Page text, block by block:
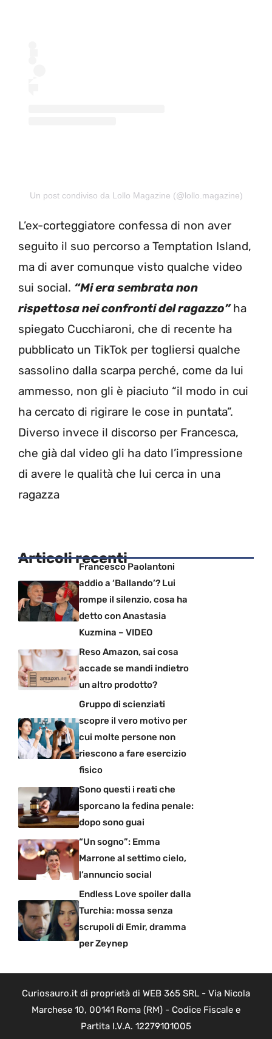
Un post condiviso da Lollo Magazine (@lollo.magazine)
L’ex-corteggiatore confessa di non aver
seguito il suo percorso a Temptation Island,
ma di aver comunque visto qualche video
sui social. “Mi era sembrata non
rispettosa nei confronti del ragazzo”ha
spiegato Cucchiaroni, che di recente ha
pubblicato un TikTok per togliersi qualche
sassolino dalla scarpa perché, come da lui
ammesso, non gli è piaciuto “il modo in cui
ha cercato di rigirare le cose in puntata”.
Diverso invece il discorso per Francesca,
che già dal video gli ha dato l’impressione
di avere le qualità che lui cerca in una
ragazza
Articoli recentiFrancesco Paolantoni
addio a ‘Ballando’? Lui
rompe il silenzio, cosa ha
detto con Anastasia
Kuzmina – VIDEO
Reso Amazon, sai cosa
accade se mandi indietro
un altro prodotto?
Gruppo di scienziati
scopre il vero motivo per
cui molte persone non
riescono a fare esercizio
fisico
Sono questi i reati che
sporcano la fedina penale:
dopo sono guai
“Un sogno”: Emma
Marrone al settimo cielo,
l’annuncio social
Endless Love spoiler dalla
Turchia: mossa senza
scrupoli di Emir, dramma
per Zeynep
Curiosauro.it di proprietà di WEB 365 SRL - Via Nicola
Marchese 10, 00141 Roma (RM) - Codice Fiscale e
Partita I.V.A. 12279101005